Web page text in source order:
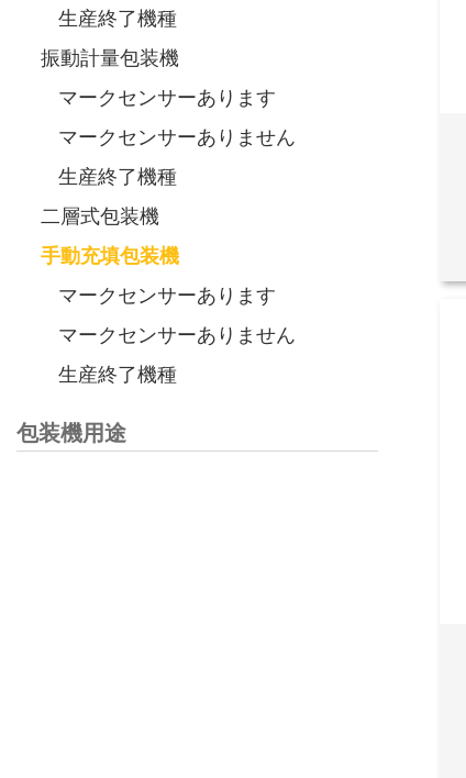
生産終了機種
振動計量包装機
マークセンサーあります
マークセンサーありません
生産終了機種
二層式包装機
手動充填包装機
マークセンサーあります
マークセンサーありません
生産終了機種
包装機用途